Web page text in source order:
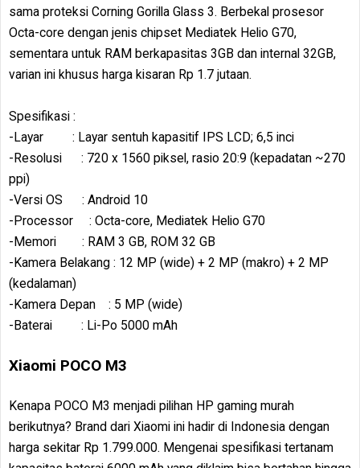
sama proteksi Corning Gorilla Glass 3. Berbekal prosesor
Octa-core dengan jenis chipset Mediatek Helio G70,
sementara untuk RAM berkapasitas 3GB dan internal 32GB,
varian ini khusus harga kisaran Rp 1.7 jutaan.
Spesifikasi :
-Layar : Layar sentuh kapasitif IPS LCD; 6,5 inci
-Resolusi : 720 x 1560 piksel, rasio 20:9 (kepadatan ~270
ppi)
-Versi OS : Android 10
-Processor : Octa-core, Mediatek Helio G70
-Memori : RAM 3 GB, ROM 32 GB
-Kamera Belakang : 12 MP (wide) + 2 MP (makro) + 2 MP
(kedalaman)
-Kamera Depan : 5 MP (wide)
-Baterai : Li-Po 5000 mAh
Xiaomi POCO M3
Kenapa POCO M3 menjadi pilihan HP gaming murah
berikutnya? Brand dari Xiaomi ini hadir di Indonesia dengan
harga sekitar Rp 1.799.000. Mengenai spesifikasi tertanam